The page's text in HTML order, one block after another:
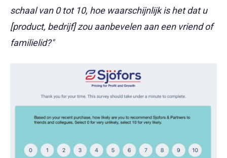
schaal van 0 tot 10, hoe waarschijnlijk is het dat u
[product, bedrijf] zou aanbevelen aan een vriend of
familielid?"